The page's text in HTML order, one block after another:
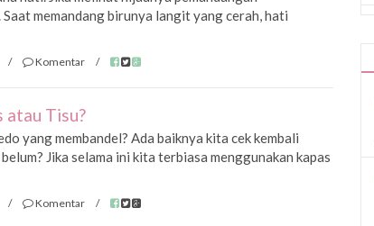
memandang birunya langit yang cerah, hati
/ Komentar /
atau Tisu?
yang membandel? Ada baiknya kita cek kembali
Jika selama ini kita terbiasa menggunakan kapas
/ Komentar /